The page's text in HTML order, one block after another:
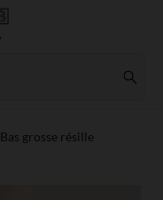
Bas grosse résille